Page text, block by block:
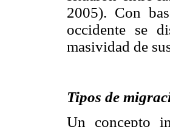
2005). Con
occidente se
masividad de
Tipos de
Un concepto